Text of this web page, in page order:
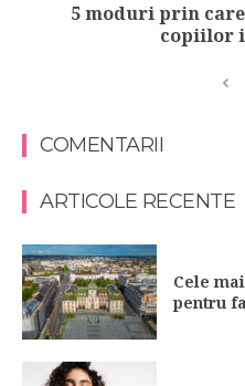
5 moduri prin
copiilor
COMENTARII
ARTICOLE RECENTE
Cele
pentru